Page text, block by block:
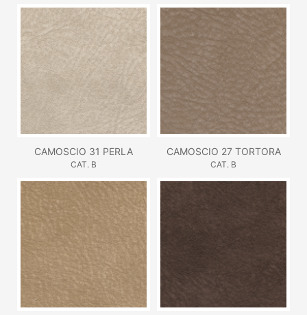
CAMOSCIO 31 PERLA
CAT. B
CAMOSCIO 27 TORTORA
CAT. B